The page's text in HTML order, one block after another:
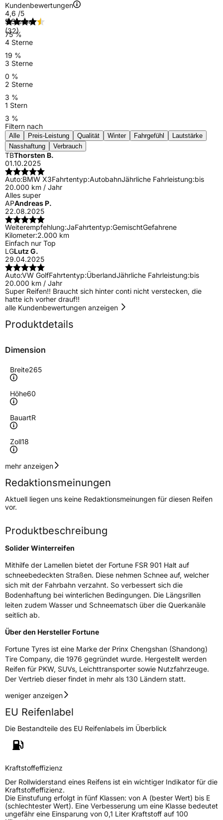
Kundenbewertungen
4,6 /5
(32)
5 Sterne
75 %
4 Sterne
19 %
3 Sterne
0 %
2 Sterne
3 %
1 Stern
3 %
Filtern nach
Alle Preis-Leistung Qualität Winter Fahrgefühl
Lautstärke
Nasshaftung
Verbrauch
TBThorsten B.
01.10.2025
Auto:BMW X3Fahrtentyp:AutobahnJährliche Fahrleistung:bis
20.000 km / Jahr
Alles super
APAndreas P.
22.08.2025
Weiterempfehlung:JaFahrtentyp:GemischtGefahrene
Kilometer:2.000 km
Einfach nur Top
LGLutz G.
29.04.2025
Auto:VW GolfFahrtentyp:ÜberlandJährliche Fahrleistung:bis
20.000 km / Jahr
Super Reifen!! Braucht sich hinter conti nicht verstecken, die
hatte ich vorher drauf!!
alle Kundenbewertungen anzeigen
Produktdetails
Dimension
Breite265
Höhe60
BauartR
Zoll18
Geschwindigkeitsindex
Höchstgeschwindigkeit
210 km/h
Lastindex114
Höchstlast1180 kg
Generelle Merkmale
FahrzeugtypSUV
VerwendungWinterreifen
ModellnameFSR 901
Fahrzeugart
SchlauchtypTL
M+SJa
VerstärktXL
Nasshaftung C
mehr anzeigen
Redaktionsmeinungen
Aktuell liegen uns keine Redaktionsmeinungen für diesen Reifen
vor.
Produktbeschreibung
Solider Winterreifen
Mithilfe der Lamellen bietet der Fortune FSR 901 Halt auf
schneebedeckten Straßen. Diese nehmen Schnee auf, welcher
sich mit der Fahrbahn verzahnt. So verbessert sich die
Bodenhaftung bei winterlichen Bedingungen. Die Längsrillen
leiten zudem Wasser und Schneematsch über die Querkanäle
seitlich ab.
Über den Hersteller Fortune
Fortune Tyres ist eine Marke der Prinx Chengshan (Shandong)
Tire Company, die 1976 gegründet wurde. Hergestellt werden
Reifen für PKW, SUVs, Leichttransporter sowie Nutzfahrzeuge.
Der Vertrieb dieser findet in mehr als 130 Ländern statt.
weniger anzeigen
EU Reifenlabel
Die Bestandteile des EU Reifenlabels im Überblick
Kraftstoffeffizienz
Der Rollwiderstand eines Reifens ist ein wichtiger Indikator für die
Kraftstoffeffizienz.
Die Einstufung erfolgt in fünf Klassen: von A (bester Wert) bis E
(schlechtester Wert). Eine Verbesserung um eine Klasse bedeutet
ungefähr eine Einsparung von 0,1 Liter Kraftstoff auf 100